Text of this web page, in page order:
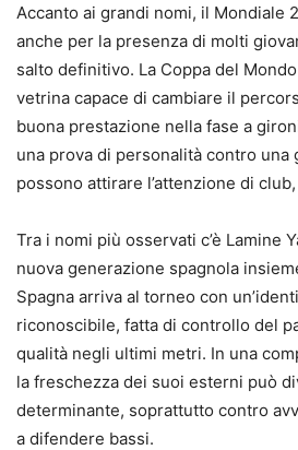
Accanto ai grandi nomi, il Mondiale
anche per la presenza di molti
salto definitivo. La Coppa del
vetrina capace di cambiare il
buona prestazione nella fase a
una prova di personalità contro una
possono attirare l’attenzione di
Tra i nomi più osservati c’è Lamine
nuova generazione spagnola
Spagna arriva al torneo con
riconoscibile, fatta di controllo del
qualità negli ultimi metri. In una
la freschezza dei suoi esterni può
determinante, soprattutto contro
a difendere bassi.